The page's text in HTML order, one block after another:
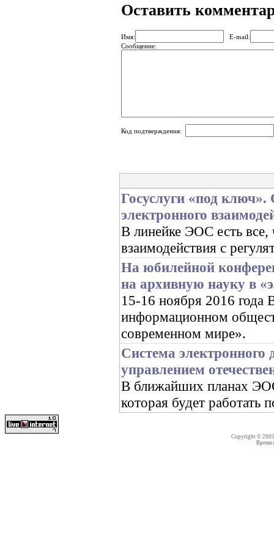
Оставить
Имя:
E-mail:
Сообщение:
Код подтверждения:
Госуслуги «под
электронного
В линейке ЭОС есть все,
взаимодействия с
На юбилейной
на архивную науку в
15-16 ноября 2016
информационном
современном мире».
Система
управлением
В ближайших планах
которая будет
Copyright ©
Время